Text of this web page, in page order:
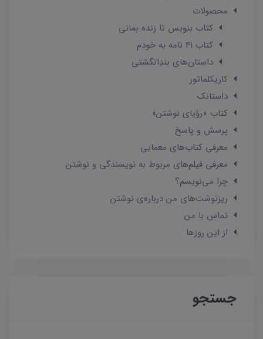
محصولات
کتاب بنویس تا زنده بمانی
کتاب 41 نامه به خودم
داستان‌های بندِانگشتی
کاریکلماتور
داستانک‌
کتاب «رؤیای نوشتن»
پرسش و پاسخ
معرفی کتاب‌های معمایی
معرفی فیلم‌های مربوط به نویسندگی و نوشتن
چرا می‌نویسم؟
ریزنوشت‌های من درباره‌ی نوشتن
تماس با من
از این روزها
جستجو